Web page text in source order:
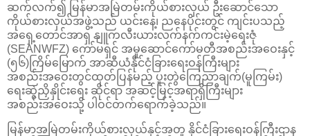
ဆက်လက်၍ မြန်မာအမြဲတမ်းကိုယ်စားလှယ် ဦးဆောင်သော
ကိုယ်စားလှယ်အဖွဲ့သည် ယင်းနေ့၊ ညနေပိုင်းတွင် ကျင်းပသည့်
အရှေ့တောင်အာရှ နျူကလီးယားလက်နက်ကင်းမဲ့ရေးဇုံ
(SEANWFZ) ကော်မရှင် အမှုဆောင်ကော်မတီအစည်းအဝေးနှင့်
(၅၆)ကြိမ်မြောက် အာဆီယံနိုင်ငံခြားရေးဝန်ကြီးများ
အစည်းအဝေးတွင်ထုတ်ပြန်မည့် ပူးတွဲကြေညာချက်(မူကြမ်း)
ရေးဆွဲညှိနှိုင်းရေး ဆိုင်ရာ အဆင့်မြင့်အရာရှိကြီးများ
အစည်းအဝေးသို့ ပါဝင်တက်ရောက်ခဲ့သည်။
မြန်မာအမြဲတမ်းကိုယ်စားလှယ်နှင့်အတူ နိုင်ငံခြားရေးဝန်ကြီးဌာန